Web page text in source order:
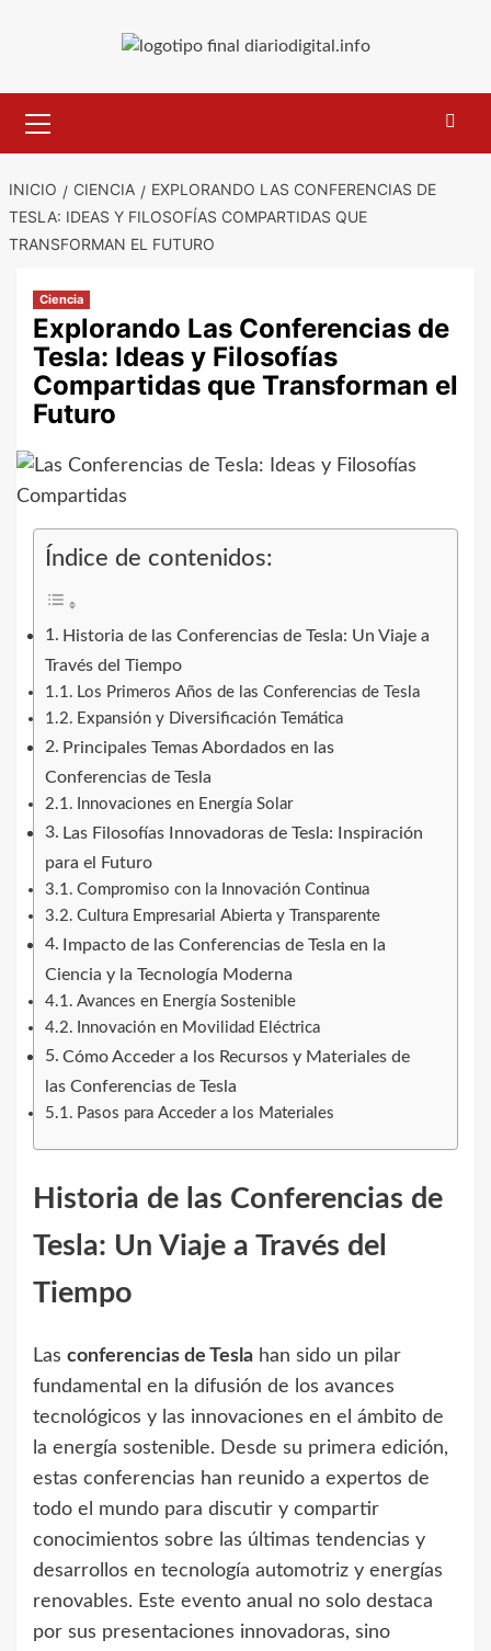
primario
INICIO CIENCIA
EXPLORANDO LAS CONFERENCIAS DE
TESLA: IDEAS Y FILOSOFÍAS COMPARTIDAS QUE
TRANSFORMAN EL FUTURO
Ciencia
Explorando Las Conferencias de
Tesla: Ideas y Filosofías
Compartidas que Transforman el
Futuro
Índice de contenidos:
Historia de las Conferencias de Tesla: Un Viaje a
Través del Tiempo
Los Primeros Años de las Conferencias de Tesla
Expansión y Diversificación Temática
Principales Temas Abordados en las
Conferencias de Tesla
Innovaciones en Energía Solar
Las Filosofías Innovadoras de Tesla: Inspiración
para el Futuro
Compromiso con la Innovación Continua
Cultura Empresarial Abierta y Transparente
Impacto de las Conferencias de Tesla en la
Ciencia y la Tecnología Moderna
Avances en Energía Sostenible
Innovación en Movilidad Eléctrica
Cómo Acceder a los Recursos y Materiales de
las Conferencias de Tesla
Pasos para Acceder a los Materiales
Historia de las Conferencias de
Tesla: Un Viaje a Través del
Tiempo
Las conferencias de Tesla han sido un pilar
fundamental en la difusión de los avances
tecnológicos y las innovaciones en el ámbito de
la energía sostenible. Desde su primera edición,
estas conferencias han reunido a expertos de
todo el mundo para discutir y compartir
conocimientos sobre las últimas tendencias y
desarrollos en tecnología automotriz y energías
renovables. Este evento anual no solo destaca
por sus presentaciones innovadoras, sino